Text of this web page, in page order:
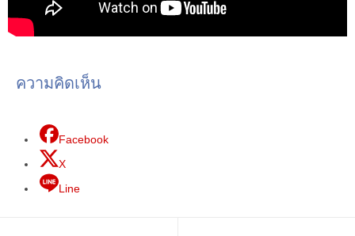
ความคิดเห็น
Facebook
X
Line